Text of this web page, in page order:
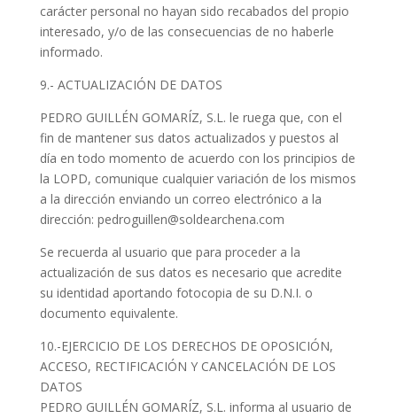
carácter personal no hayan sido recabados del propio
interesado, y/o de las consecuencias de no haberle
informado.
9.- ACTUALIZACIÓN DE DATOS
PEDRO GUILLÉN GOMARÍZ, S.L. le ruega que, con el
fin de mantener sus datos actualizados y puestos al
día en todo momento de acuerdo con los principios de
la LOPD, comunique cualquier variación de los mismos
a la dirección enviando un correo electrónico a la
dirección: pedroguillen@soldearchena.com
Se recuerda al usuario que para proceder a la
actualización de sus datos es necesario que acredite
su identidad aportando fotocopia de su D.N.I. o
documento equivalente.
10.-EJERCICIO DE LOS DERECHOS DE OPOSICIÓN,
ACCESO, RECTIFICACIÓN Y CANCELACIÓN DE LOS
DATOS
PEDRO GUILLÉN GOMARÍZ, S.L. informa al usuario de